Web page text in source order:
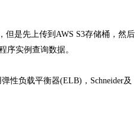
但是先上传到AWS S3存储桶，然后
序实例查询数据。
性负载平衡器(ELB)，Schneider及